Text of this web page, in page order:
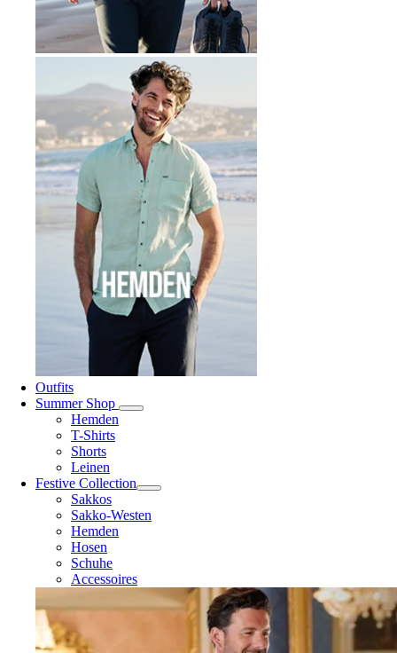
Outfits
Summer Shop
Hemden
T-Shirts
Shorts
Leinen
Festive Collection
Sakkos
Sakko-Westen
Hemden
Hosen
Schuhe
Accessoires